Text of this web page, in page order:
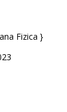
Fizica }